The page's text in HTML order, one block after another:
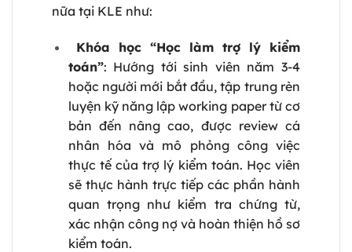
nữa tại KLE như:
Khóa học “Học làm trợ lý kiểm
toán”: Hướng tới sinh viên năm 3-4
hoặc người mới bắt đầu, tập trung rèn
luyện kỹ năng lập working paper từ cơ
bản đến nâng cao, được review cá
nhân hóa và mô phỏng công việc
thực tế của trợ lý kiểm toán. Học viên
sẽ thực hành trực tiếp các phần hành
quan trọng như kiểm tra chứng từ,
xác nhận công nợ và hoàn thiện hồ sơ
kiểm toán.